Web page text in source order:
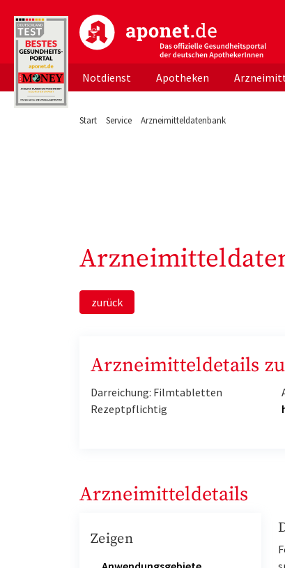
aponet.de - Das offizielle
Notdienst Apotheken
Start Service Arzneimitteldatenbank
zurück
Arzneimitteldetails
Darreichung: Filmtabletten
Rezeptpflichtig
Arzneimitteldetails
Zeigen